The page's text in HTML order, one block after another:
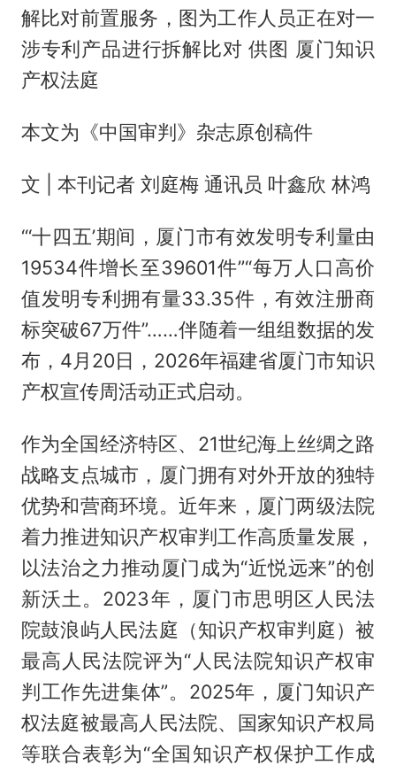
解比对前置服务，图为工作人员正在对一
涉专利产品进行拆解比对 供图 厦门知识
产权法庭
本文为《中国审判》杂志原创稿件
文 | 本刊记者 刘庭梅 通讯员 叶鑫欣 林鸿
“‘十四五’期间，厦门市有效发明专利量由
19534件增长至39601件”“每万人口高价
值发明专利拥有量33.35件，有效注册商
标突破67万件”……伴随着一组组数据的发
布，4月20日，2026年福建省厦门市知识
产权宣传周活动正式启动。
作为全国经济特区、21世纪海上丝绸之路
战略支点城市，厦门拥有对外开放的独特
优势和营商环境。近年来，厦门两级法院
着力推进知识产权审判工作高质量发展，
以法治之力推动厦门成为“近悦远来”的创
新沃土。2023年，厦门市思明区人民法
院鼓浪屿人民法庭（知识产权审判庭）被
最高人民法院评为“人民法院知识产权审
判工作先进集体”。2025年，厦门知识产
权法庭被最高人民法院、国家知识产权局
等联合表彰为“全国知识产权保护工作成